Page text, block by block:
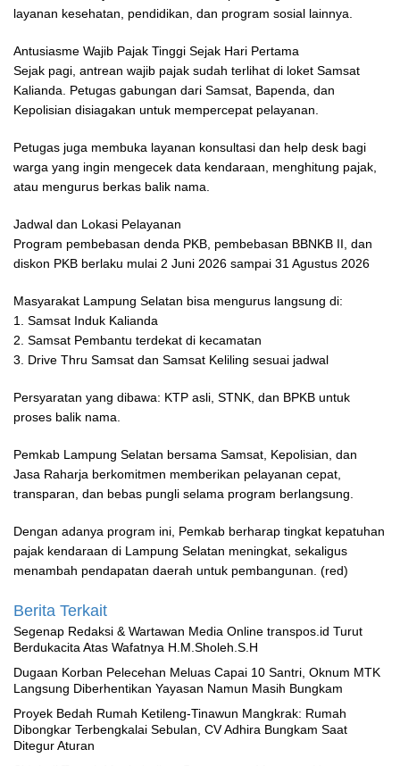
layanan kesehatan, pendidikan, dan program sosial lainnya.
Antusiasme Wajib Pajak Tinggi Sejak Hari Pertama
Sejak pagi, antrean wajib pajak sudah terlihat di loket Samsat
Kalianda. Petugas gabungan dari Samsat, Bapenda, dan
Kepolisian disiagakan untuk mempercepat pelayanan.
Petugas juga membuka layanan konsultasi dan help desk bagi
warga yang ingin mengecek data kendaraan, menghitung pajak,
atau mengurus berkas balik nama.
Jadwal dan Lokasi Pelayanan
Program pembebasan denda PKB, pembebasan BBNKB II, dan
diskon PKB berlaku mulai 2 Juni 2026 sampai 31 Agustus 2026
Masyarakat Lampung Selatan bisa mengurus langsung di:
1. Samsat Induk Kalianda
2. Samsat Pembantu terdekat di kecamatan
3. Drive Thru Samsat dan Samsat Keliling sesuai jadwal
Persyaratan yang dibawa: KTP asli, STNK, dan BPKB untuk
proses balik nama.
Pemkab Lampung Selatan bersama Samsat, Kepolisian, dan
Jasa Raharja berkomitmen memberikan pelayanan cepat,
transparan, dan bebas pungli selama program berlangsung.
Dengan adanya program ini, Pemkab berharap tingkat kepatuhan
pajak kendaraan di Lampung Selatan meningkat, sekaligus
menambah pendapatan daerah untuk pembangunan. (red)
Berita Terkait
Segenap Redaksi & Wartawan Media Online transpos.id Turut
Berdukacita Atas Wafatnya H.M.Sholeh.S.H
‎Dugaan Korban Pelecehan Meluas Capai 10 Santri, Oknum MTK
Langsung Diberhentikan Yayasan Namun Masih Bungkam
Proyek Bedah Rumah Ketileng-Tinawun Mangkrak: Rumah
Dibongkar Terbengkalai Sebulan, CV Adhira Bungkam Saat
Ditegur Aturan